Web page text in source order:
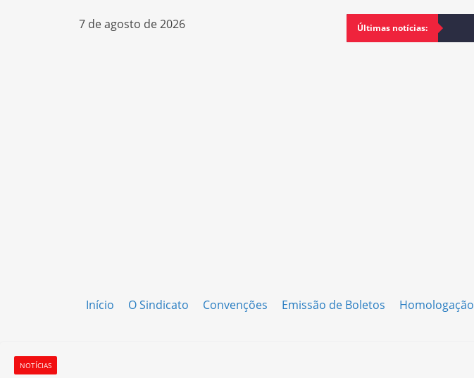
7 de agosto de 2026 Últimas notícias:
Início O Sindicato Convenções Emissão de Boletos Homologação
NOTÍCIAS